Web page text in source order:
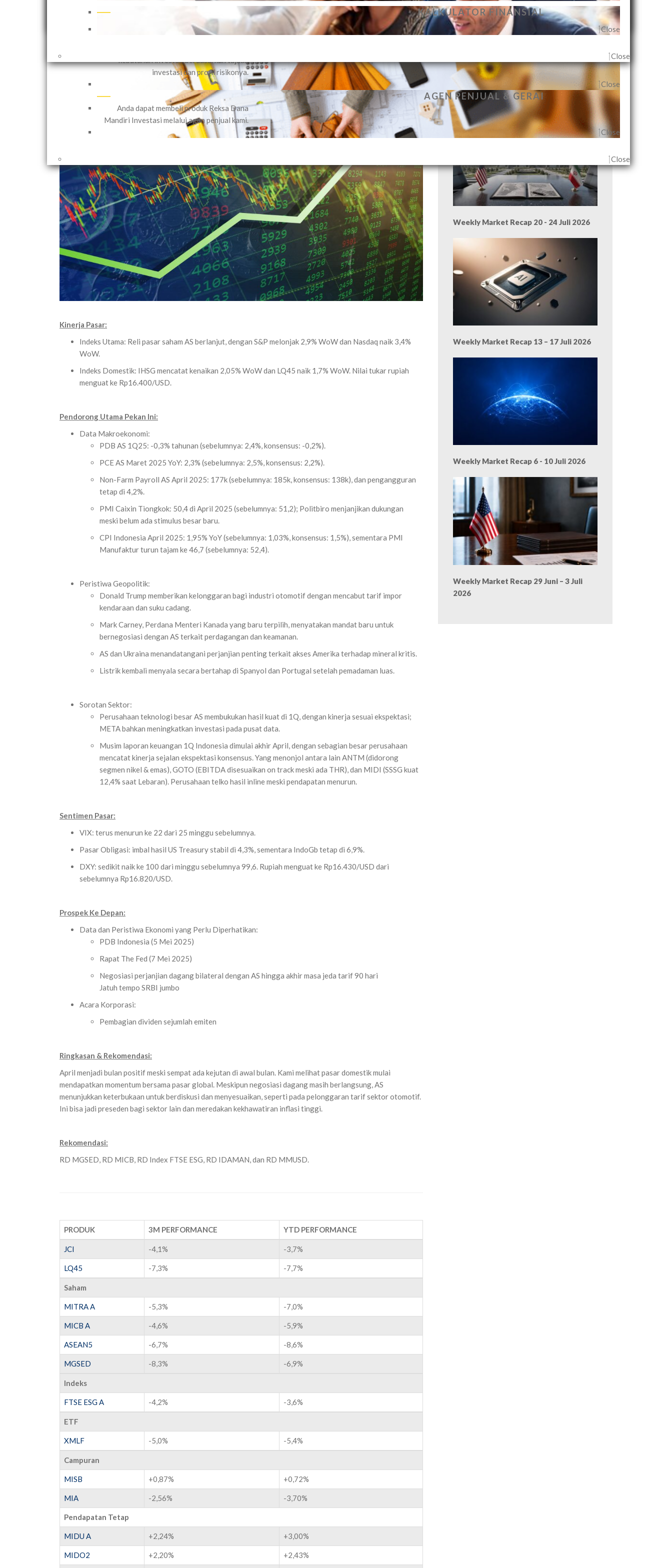
Close
PENGELOLAAN DANA NASABAH SECARA INDIVIDUAL
Mandiri Investasi menawarkan jasa
Pengelolaan Dana Nasabah Secara Individual
kebutuhan investor, berdasarkan tujuan
investasi dan profil risikonya.
Close
AGEN PENJUAL & GERAI
Anda dapat membeli produk Reksa Dana
Mandiri Investasi melalui agen penjual kami.
Close
Close
KALKULATOR FINANSIAL
Close
Close
Kinerja Pasar:
Indeks Utama: Reli pasar saham AS berlanjut, dengan S&P melonjak 2,9% WoW dan Nasdaq naik 3,4%
WoW.
Indeks Domestik: IHSG mencatat kenaikan 2,05% WoW dan LQ45 naik 1,7% WoW. Nilai tukar rupiah
menguat ke Rp16.400/USD.
Pendorong Utama Pekan Ini:
Data Makroekonomi:
PDB AS 1Q25: -0,3% tahunan (sebelumnya: 2,4%, konsensus: -0,2%).
PCE AS Maret 2025 YoY: 2,3% (sebelumnya: 2,5%, konsensus: 2,2%).
Non-Farm Payroll AS April 2025: 177k (sebelumnya: 185k, konsensus: 138k), dan pengangguran
tetap di 4,2%.
PMI Caixin Tiongkok: 50,4 di April 2025 (sebelumnya: 51,2); Politbiro menjanjikan dukungan
meski belum ada stimulus besar baru.
CPI Indonesia April 2025: 1,95% YoY (sebelumnya: 1,03%, konsensus: 1,5%), sementara PMI
Manufaktur turun tajam ke 46,7 (sebelumnya: 52,4).
Peristiwa Geopolitik:
Donald Trump memberikan kelonggaran bagi industri otomotif dengan mencabut tarif impor
kendaraan dan suku cadang.
Mark Carney, Perdana Menteri Kanada yang baru terpilih, menyatakan mandat baru untuk
bernegosiasi dengan AS terkait perdagangan dan keamanan.
AS dan Ukraina menandatangani perjanjian penting terkait akses Amerika terhadap mineral kritis.
Listrik kembali menyala secara bertahap di Spanyol dan Portugal setelah pemadaman luas.
Sorotan Sektor:
Perusahaan teknologi besar AS membukukan hasil kuat di 1Q, dengan kinerja sesuai ekspektasi;
META bahkan meningkatkan investasi pada pusat data.
Musim laporan keuangan 1Q Indonesia dimulai akhir April, dengan sebagian besar perusahaan
mencatat kinerja sejalan ekspektasi konsensus. Yang menonjol antara lain ANTM (didorong
segmen nikel & emas), GOTO (EBITDA disesuaikan on track meski ada THR), dan MIDI (SSSG kuat
12,4% saat Lebaran). Perusahaan telko hasil inline meski pendapatan menurun.
Sentimen Pasar:
VIX: terus menurun ke 22 dari 25 minggu sebelumnya.
Pasar Obligasi: imbal hasil US Treasury stabil di 4,3%, sementara IndoGb tetap di 6,9%.
DXY: sedikit naik ke 100 dari minggu sebelumnya 99,6. Rupiah menguat ke Rp16.430/USD dari
sebelumnya Rp16.820/USD.
Prospek Ke Depan:
Data dan Peristiwa Ekonomi yang Perlu Diperhatikan:
PDB Indonesia (5 Mei 2025)
Rapat The Fed (7 Mei 2025)
Negosiasi perjanjian dagang bilateral dengan AS hingga akhir masa jeda tarif 90 hari
Jatuh tempo SRBI jumbo
Acara Korporasi:
Pembagian dividen sejumlah emiten
Ringkasan & Rekomendasi:
April menjadi bulan positif meski sempat ada kejutan di awal bulan. Kami melihat pasar domestik mulai
mendapatkan momentum bersama pasar global. Meskipun negosiasi dagang masih berlangsung, AS
menunjukkan keterbukaan untuk berdiskusi dan menyesuaikan, seperti pada pelonggaran tarif sektor otomotif.
Ini bisa jadi preseden bagi sektor lain dan meredakan kekhawatiran inflasi tinggi.
Rekomendasi:
RD MGSED, RD MICB, RD Index FTSE ESG, RD IDAMAN, dan RD MMUSD.
PRODUK 3M PERFORMANCE YTD PERFORMANCE
JCI -4,1% -3,7%
LQ45 -7,3% -7,7%
Saham
MITRA A -5,3% -7,0%
MICB A -4,6% -5,9%
ASEAN5 -6,7% -8,6%
MGSED -8,3% -6,9%
Indeks
FTSE ESG A -4,2% -3,6%
ETF
XMLF -5,0% -5,4%
Campuran
MISB +0,87% +0,72%
MIA -2,56% -3,70%
Pendapatan Tetap
MIDU A +2,24% +3,00%
MIDO2 +2,20% +2,43%
Weekly Market Recap 27 - 31 Juli 2026
Weekly Market Recap 20 - 24 Juli 2026
Weekly Market Recap 13 – 17 Juli 2026
Weekly Market Recap 6 - 10 Juli 2026
Weekly Market Recap 29 Juni – 3 Juli
2026